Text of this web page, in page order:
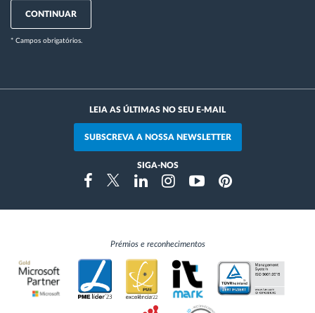
CONTINUAR
* Campos obrigatórios.
LEIA AS ÚLTIMAS NO SEU E-MAIL
SUBSCREVA A NOSSA NEWSLETTER
SIGA-NOS
FacebookTwitterLinkedinInstragramYoutubePinterest
Prémios e reconhecimentos